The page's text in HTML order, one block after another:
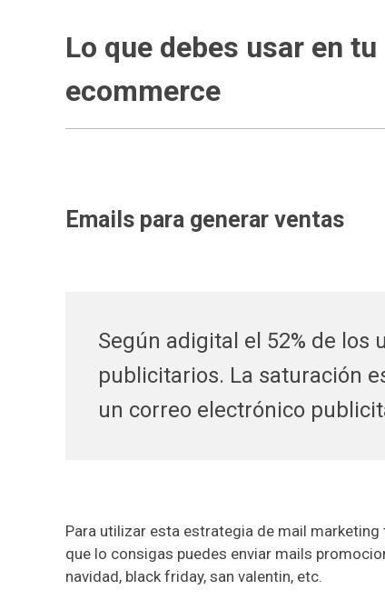
Lo que debes usar en
ecommerce
Emails para generar ventas
Según adigital el 52% de los
publicitarios. La saturación
un correo electrónico
Para utilizar esta estrategia de mail
que lo consigas puedes enviar mails
navidad, black friday, san valentin, etc.